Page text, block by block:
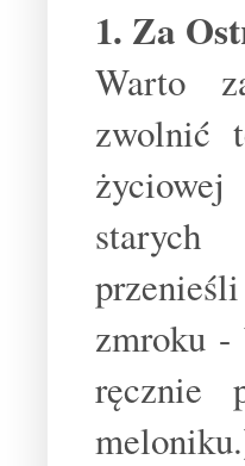
1. Za
Warto
zwolnić
starych
zmroku
ręcznie